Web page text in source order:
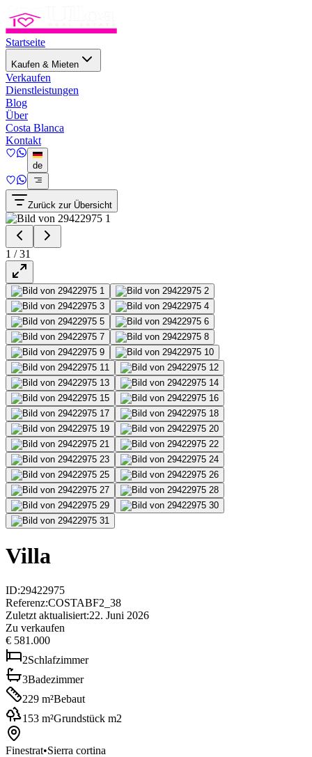
Startseite
Kaufen & Mieten
Verkaufen
Dienstleistungen
Blog
Über
Costa Blanca
Kontakt
de
Zurück zur Übersicht
1 /31
Villa
ID:29422975
Referenz:COSTABF2_38
Zuletzt aktualisiert:22. Juni 2026
Zu verkaufen
€ 581.000
2Schlafzimmer
3Badezimmer
229 m²Bebaut
153 m²Grundstück m2
Finestrat•Sierra cortina